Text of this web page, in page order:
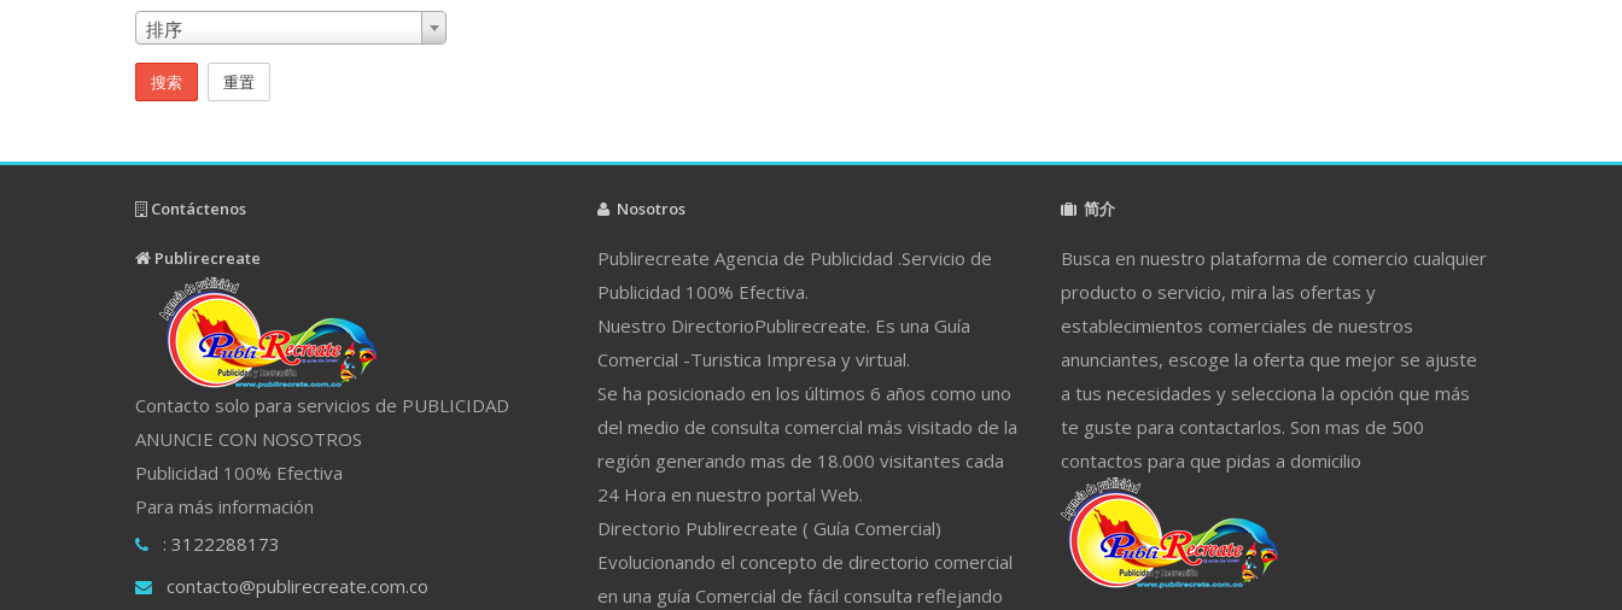
排序
搜索 重置
Contáctenos
Publirecreate
Contacto solo para servicios de PUBLICIDAD
ANUNCIE CON NOSOTROS
Publicidad 100% Efectiva
Para más información
: 3122288173
contacto@publirecreate.com.co
Nosotros
Publirecreate Agencia de Publicidad .Servicio de
Publicidad 100% Efectiva.
Nuestro DirectorioPublirecreate. Es una Guía
Comercial -Turistica Impresa y virtual.
Se ha posicionado en los últimos 6 años como uno
del medio de consulta comercial más visitado de la
región generando mas de 18.000 visitantes cada
24 Hora en nuestro portal Web.
Directorio Publirecreate ( Guía Comercial)
Evolucionando el concepto de directorio comercial
en una guía Comercial de fácil consulta reflejando
简介
Busca en nuestro plataforma de comercio cualquier
producto o servicio, mira las ofertas y
establecimientos comerciales de nuestros
anunciantes, escoge la oferta que mejor se ajuste
a tus necesidades y selecciona la opción que más
te guste para contactarlos. Son mas de 500
contactos para que pidas a domicilio